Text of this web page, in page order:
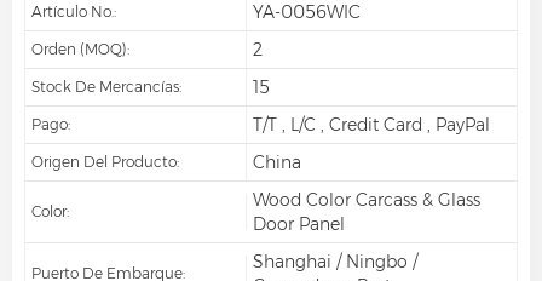
Artículo No.: YA-0056WIC
Orden (MOQ): 2
Stock De Mercancías: 15
Pago: T/T , L/C , Credit Card , PayPal
Origen Del Producto: China
Color:
Wood Color Carcass & Glass
Door Panel
Puerto De Embarque:
Shanghai / Ningbo /